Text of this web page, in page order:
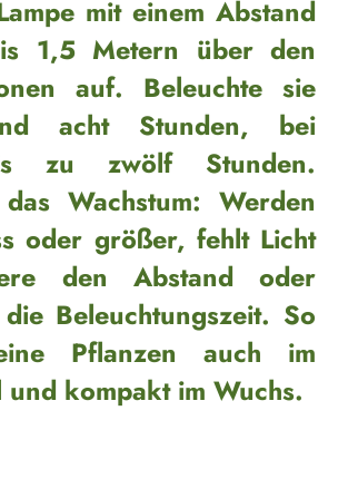
mit einem Abstand
1,5 Metern über den
auf. Beleuchte sie
acht Stunden, bei
zu zwölf Stunden.
Wachstum: Werden
oder größer, fehlt Licht
den Abstand oder
Beleuchtungszeit. So
Pflanzen auch im
kompakt im Wuchs.